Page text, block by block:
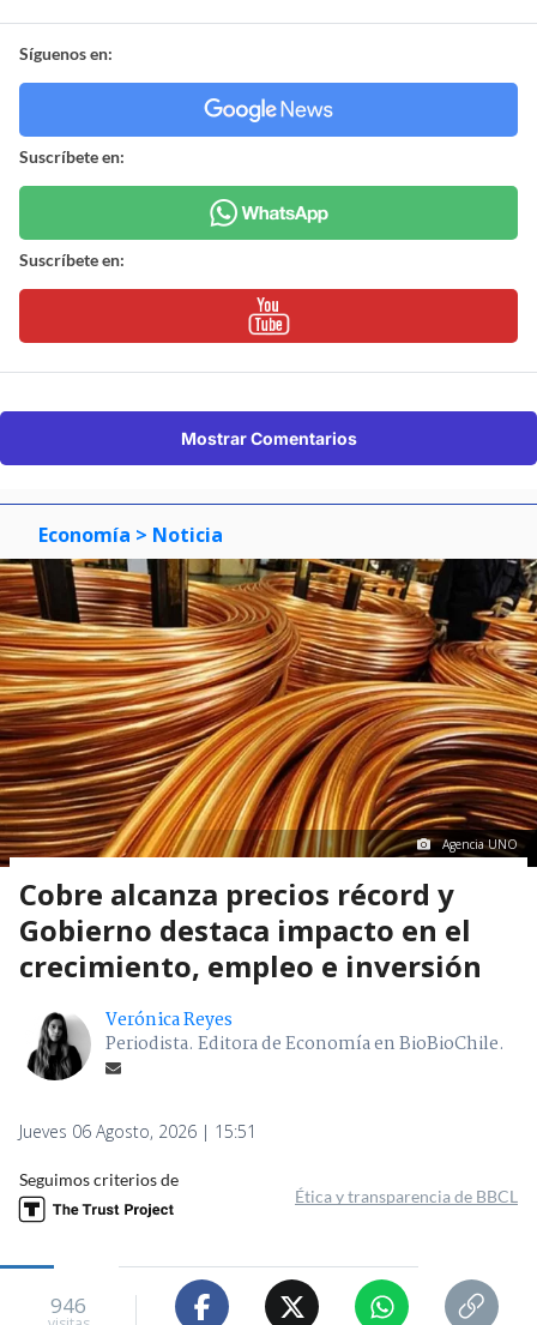
Síguenos en:
Suscríbete en:
Suscríbete en:
Mostrar Comentarios
Economía > Noticia
Agencia UNO
Cobre alcanza precios récord y
Gobierno destaca impacto en el
crecimiento, empleo e inversión
Verónica Reyes
Periodista. Editora de Economía en BioBioChile.
Jueves 06 Agosto, 2026 | 15:51
Seguimos criterios de
Ética y transparencia de BBCL
946